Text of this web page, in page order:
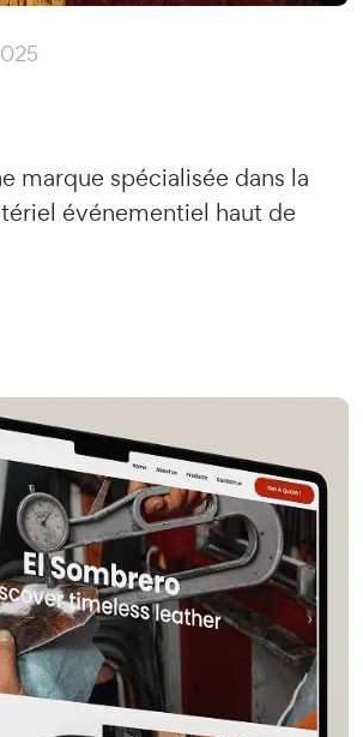
marque spécialisée dans la
événementiel haut de